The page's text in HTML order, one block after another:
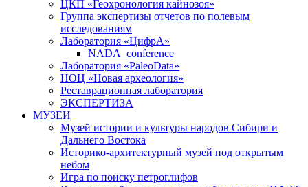
ЦКП «Геохронология кайнозоя»
Группа экспертизы отчетов по полевым
исследованиям
Лаборатория «ЦифрА»
NADA_conference
Лаборатория «PaleoData»
НОЦ «Новая археология»
Реставрационная лаборатория
ЭКСПЕРТИЗА
МУЗЕИ
Музей истории и культуры народов Сибири и
Дальнего Востока
Историко-архитектурный музей под открытым
небом
Игра по поиску петроглифов